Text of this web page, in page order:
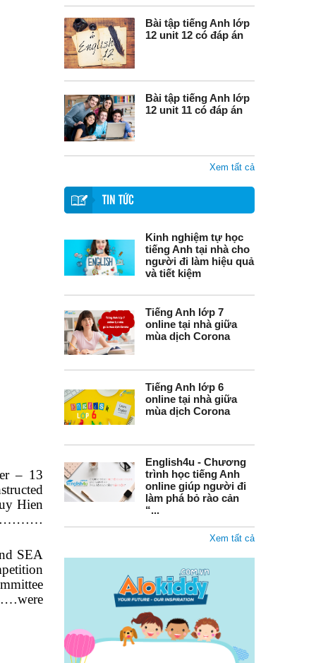
Bài tập tiếng Anh lớp
12 unit 12 có đáp án
Bài tập tiếng Anh lớp
12 unit 11 có đáp án
Xem tất cả
TIN TỨC
Kinh nghiệm tự học
tiếng Anh tại nhà cho
người đi làm hiệu quả
và tiết kiệm
Tiếng Anh lớp 7
online tại nhà giữa
mùa dịch Corona
Tiếng Anh lớp 6
online tại nhà giữa
mùa dịch Corona
English4u - Chương
trình học tiếng Anh
online giúp người đi
làm phá bỏ rào cản
“...
Xem tất cả
– 13
Hien
SEA